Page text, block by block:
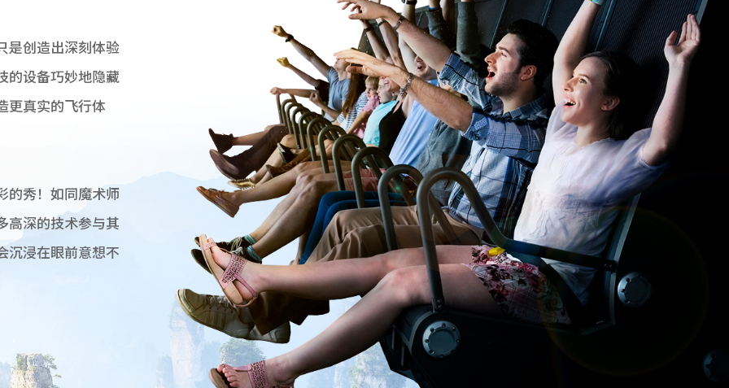
是创造出深刻体验
的设备巧妙地隐藏
更真实的飞行体
的秀！如同魔术师
高深的技术参与其
沉浸在眼前意想不